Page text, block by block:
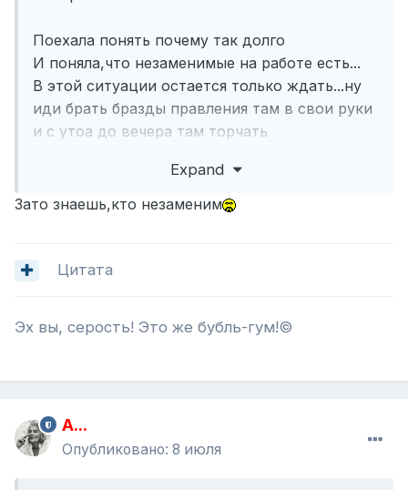
Поехала понять почему так долго
И поняла,что незаменимые на работе есть...
В этой ситуации остается только ждать...ну
иди брать бразды правления там в свои руки
и с утоа до вечера там торчать
Expand
Зато знаешь,кто незаменим
Цитата
Эх вы, серость! Это же бубль-гум!©
A...
Опубликовано: 8 июля